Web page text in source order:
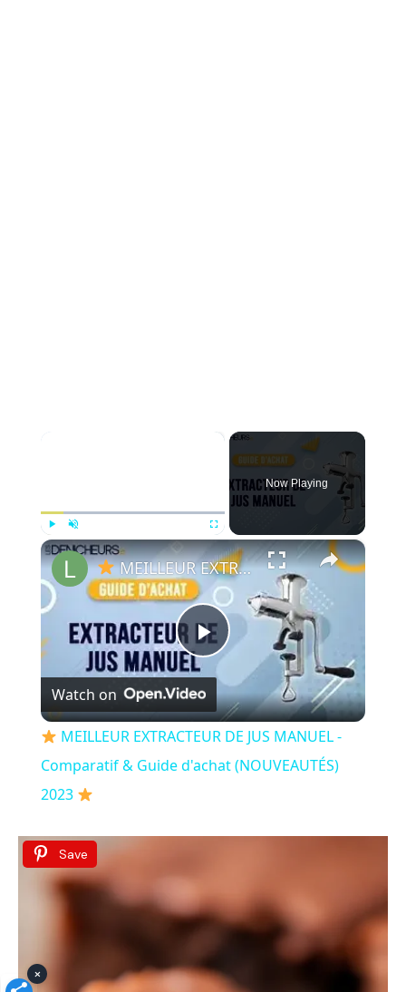
×
Play Unmute Fullscreen
Now Playing
×
P
l
a
i
d
MEILLEUR EXTRACTEUR DE JUS MANUEL - Comparatif & Guide d'achat (NOUVEAUTÉS) 2023
Watch on
MEILLEUR EXTRACTEUR DE JUS MANUEL -
Comparatif & Guide d'achat (NOUVEAUTÉS)
2023
Save
×